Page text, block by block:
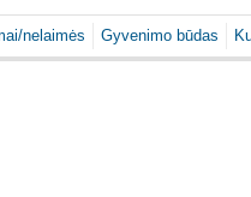
nelaimės Gyvenimo būdas